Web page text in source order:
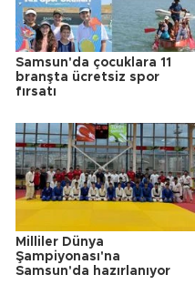
Samsun'da çocuklara 11
branşta ücretsiz spor
fırsatı
Milliler Dünya
Şampiyonası'na
Samsun'da hazırlanıyor